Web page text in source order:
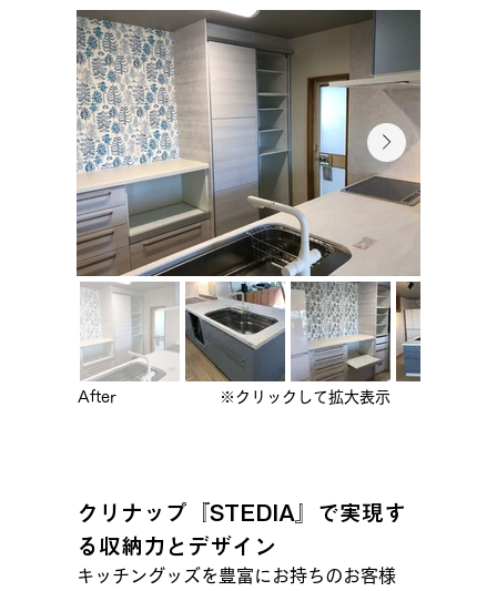
After ※クリックして拡大表示
クリナップ『STEDIA』で実現す
る収納力とデザイン
キッチングッズを豊富にお持ちのお客様